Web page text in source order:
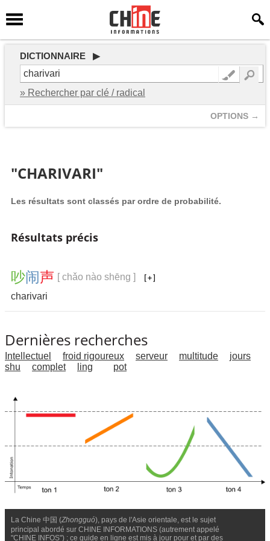
DICTIONNAIRE ▶
» Rechercher par clé / radical
OPTIONS →
"CHARIVARI"
Les résultats sont classés par ordre de probabilité.
Résultats précis
吵闹声 [ chǎo nào shēng ]
charivari
Dernières recherches
Intellectuel froid rigoureux serveur multitude
jours
shu
complet ling pot
La Chine 中国 (Zhongguó), pays de l'Asie orientale, est le sujet
principal abordé sur CHINE INFORMATIONS (autrement appelé
"CHINE INFOS") ; ce guide en ligne est mis à jour pour et par des